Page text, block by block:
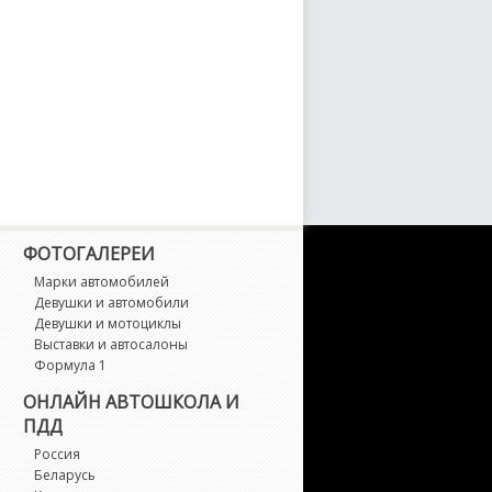
Surf
ФОТОГАЛЕРЕИ
Марки автомобилей
Девушки и автомобили
Девушки и мотоциклы
Выставки и автосалоны
Формула 1
ОНЛАЙН АВТОШКОЛА И
ПДД
Россия
Беларусь